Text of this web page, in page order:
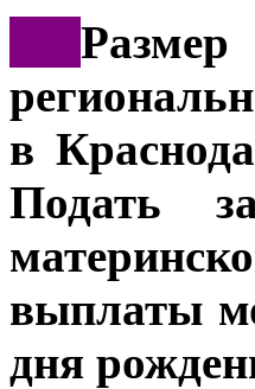
в
Подать
выплаты
дня